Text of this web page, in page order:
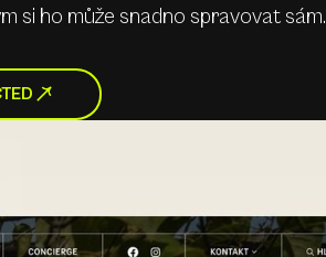
si ho může snadno spravovat sám.